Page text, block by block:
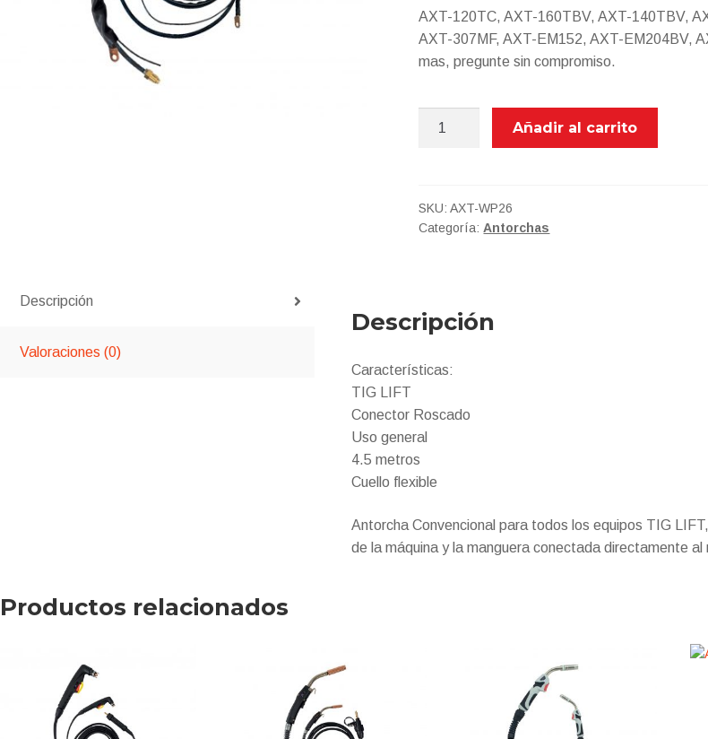
AXT-120TC, AXT-160TBV, AXT-140TBV,
AXT-307MF, AXT-EM152, AXT-EM204BV,
mas, pregunte sin compromiso.
cantidad
Añadir al carrito
SKU:AXT-WP26
Categoría:Antorchas
Descripción
Valoraciones (0)
Descripción
Características:
TIG LIFT
Conector Roscado
Uso general
4.5 metros
Cuello flexible
Antorcha Convencional para todos los equipos TIG
de la máquina y la manguera conectada directamente al
Productos relacionados